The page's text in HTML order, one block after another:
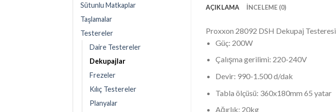
AÇIKLAMA İNCELEME (0)
Proxxon 28092 DSH Dekupaj Testeresi
Güç: 200W
Çalışma gerilimi: 220-240V
Devir: 990-1.500 d/dak
Tabla ölçüsü: 360x180mm 65 yatar
Ağırlık: 20kg
Sütunlu Matkaplar
Taşlamalar
Testereler
Daire Testereler
Dekupajlar
Frezeler
Kılıç Testereler
Planyalar